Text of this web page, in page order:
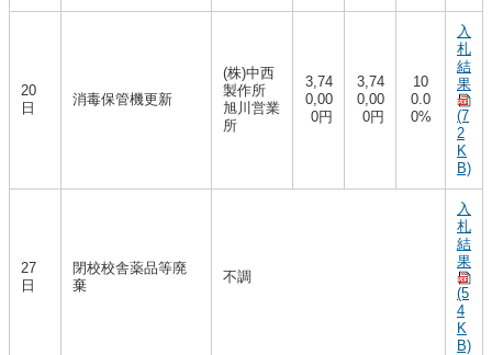
20
日
消毒保管機更新
(株)中西
製作所
旭川営業
所
3,74
0,00
0円
3,74
0,00
0円
10
0.0
0%
入
札
結
果
(7
2
K
B)
27
日
閉校校舎薬品等廃
棄
不調
入
札
結
果
(5
4
K
B)